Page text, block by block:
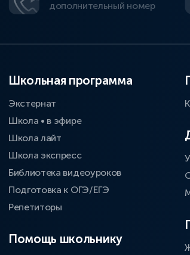
дополнительный номер
Школьная программа
Экстернат
Школа • в эфире
Школа лайт
Школа экспресс
Библиотека видеоуроков
Подготовка к ОГЭ/ЕГЭ
Репетиторы
Помощь школьнику